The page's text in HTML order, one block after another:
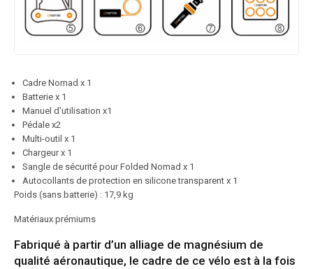
Cadre Nomad x 1
Batterie x 1
Manuel d’utilisation x1
Pédale x2
Multi-outil x 1
Chargeur x 1
Sangle de sécurité pour Folded Nomad x 1
Autocollants de protection en silicone transparent x 1
Poids (sans batterie) : 17,9 kg
Matériaux prémiums
Fabriqué à partir d’un alliage de magnésium de
qualité aéronautique, le cadre de ce vélo est à la fois